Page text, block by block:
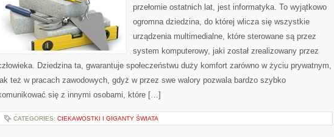
WIRUSAMI?
przełomie ostatnich lat, jest informatyka. To wyjątkowo
ogromna dziedzina, do której wlicza się wszystkie
urządzenia multimedialne, które sterowane są przez
system komputerowy, jaki został zrealizowany przez
Dziedzina ta, gwarantuje społeczeństwu duży komfort zarówno w życiu prywatnym,
też w pracach zawodowych, gdyż w przez swe walory pozwala bardzo szybko
się z innymi osobami, które […]
CATEGORIES: CIEKAWOSTKI I GIGANTY ŚWIATA